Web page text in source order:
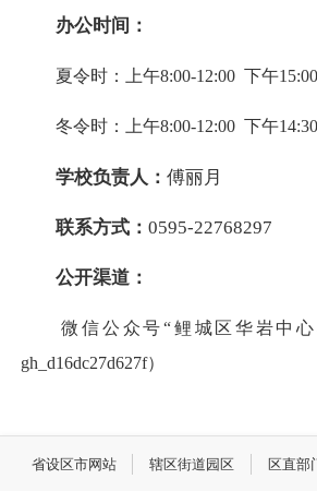
办公时间：
夏令时：上午8:00-12:00 下午
冬令时：上午8:00-12:00 下午
学校负责人： 傅丽月
联系方式： 0595-22768297
公开渠道：
微信公众号“鲤城区华岩中心
gh_d16dc27d627f）
省设区市网站 辖区街道园区 区直部